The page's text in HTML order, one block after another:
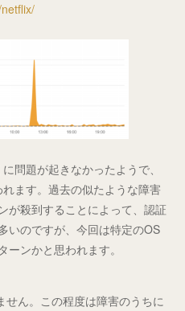
問題が起きなかったようで、
ます。過去の似たような障害
が殺到することによって、認証
いのですが、今回は特定のOS
ンかと思われます。
ん。この程度は障害のうちに